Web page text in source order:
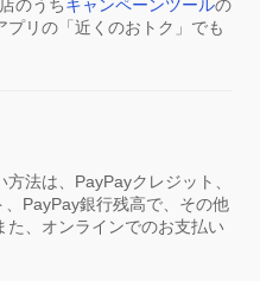
のうちキャンペーンツールの
リの「近くのおトク」でも
法は、PayPayクレジット、
PayPay銀行残高で、その他
、オンラインでのお支払い